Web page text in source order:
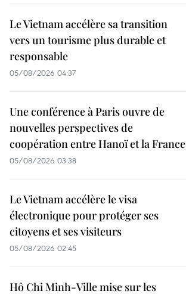
Le Vietnam accélère sa transition
vers un tourisme plus durable et
responsable
05/08/2026 04:37
Une conférence à Paris ouvre de
nouvelles perspectives de
coopération entre Hanoï et la France
05/08/2026 03:38
Le Vietnam accélère le visa
électronique pour protéger ses
citoyens et ses visiteurs
05/08/2026 02:45
Hô Chi Minh-Ville mise sur les